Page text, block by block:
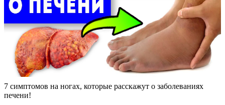
7 симптомов на ногах, которые расскажут о заболеваниях
печени!